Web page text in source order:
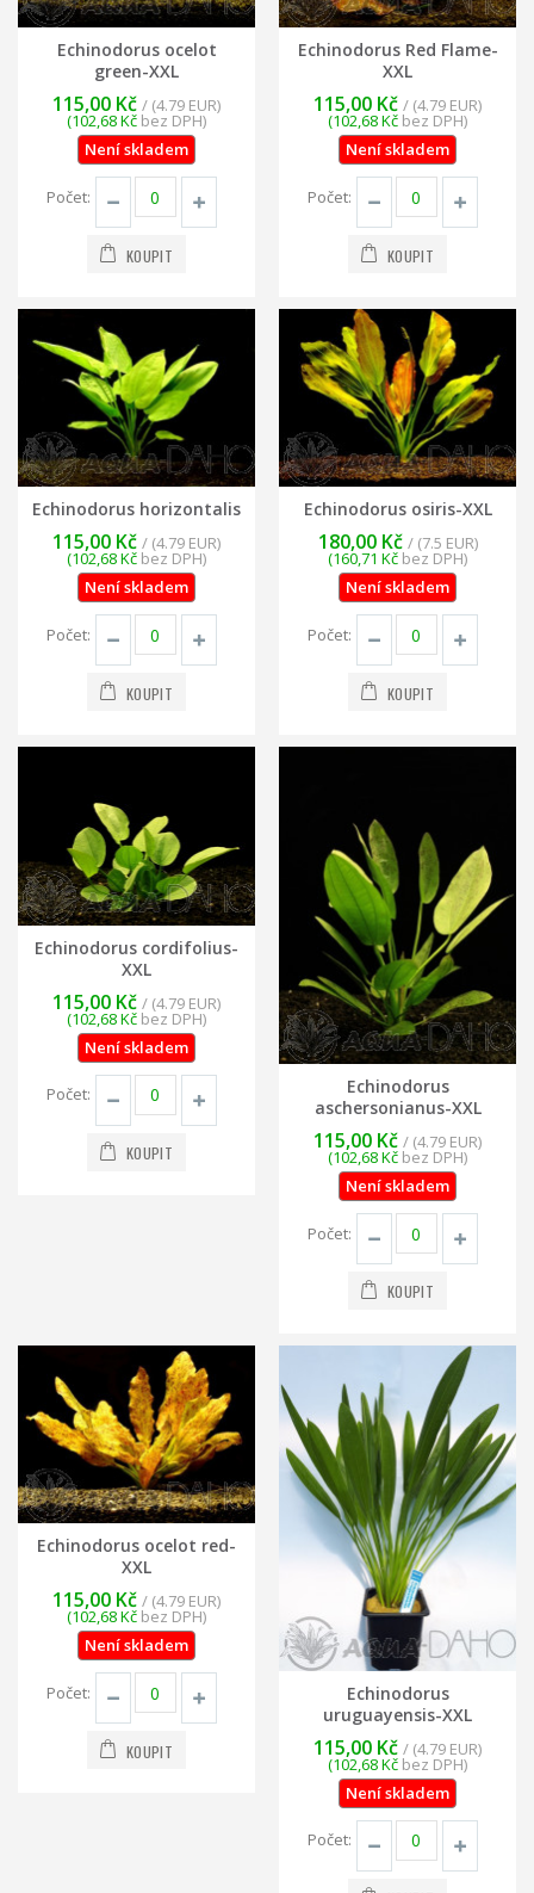
Echinodorus ocelot
green-XXL
115,00 Kč / (4.79 EUR)
(102,68 Kč bez DPH)
Není skladem
Počet:
KOUPIT
Echinodorus Red Flame-
XXL
115,00 Kč / (4.79 EUR)
(102,68 Kč bez DPH)
Není skladem
Počet:
KOUPIT
Echinodorus horizontalis
115,00 Kč / (4.79 EUR)
(102,68 Kč bez DPH)
Není skladem
Počet:
KOUPIT
Echinodorus osiris-XXL
180,00 Kč / (7.5 EUR)
(160,71 Kč bez DPH)
Není skladem
Počet:
KOUPIT
Echinodorus cordifolius-
XXL
115,00 Kč / (4.79 EUR)
(102,68 Kč bez DPH)
Není skladem
Počet:
KOUPIT
Echinodorus
aschersonianus-XXL
115,00 Kč / (4.79 EUR)
(102,68 Kč bez DPH)
Není skladem
Počet:
KOUPIT
Echinodorus ocelot red-
XXL
115,00 Kč / (4.79 EUR)
(102,68 Kč bez DPH)
Není skladem
Počet:
KOUPIT
Echinodorus
uruguayensis-XXL
115,00 Kč / (4.79 EUR)
(102,68 Kč bez DPH)
Není skladem
Počet: